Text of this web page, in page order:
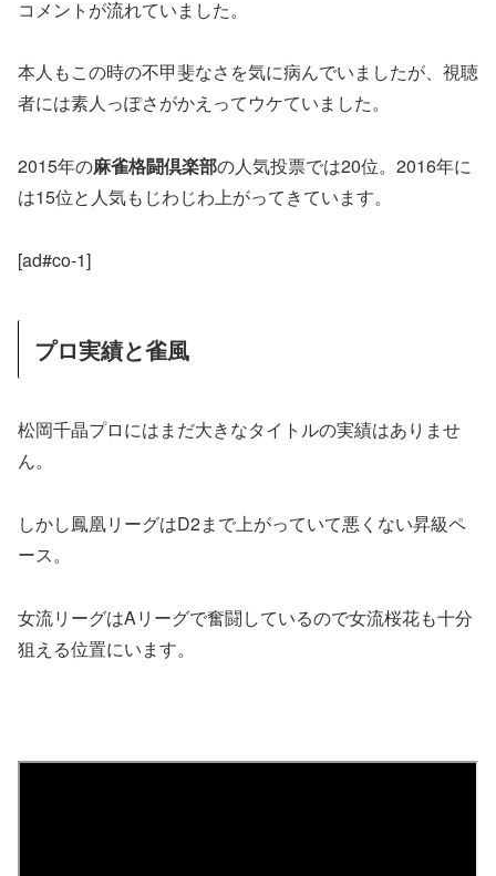
コメントが流れていました。
本人もこの時の不甲斐なさを気に病んでいましたが、視聴
者には素人っぽさがかえってウケていました。
2015年の麻雀格闘倶楽部の人気投票では20位。2016年に
は15位と人気もじわじわ上がってきています。
[ad#co-1]
プロ実績と雀風
松岡千晶プロにはまだ大きなタイトルの実績はありませ
ん。
しかし鳳凰リーグはD2まで上がっていて悪くない昇級ペ
ース。
女流リーグはAリーグで奮闘しているので女流桜花も十分
狙える位置にいます。